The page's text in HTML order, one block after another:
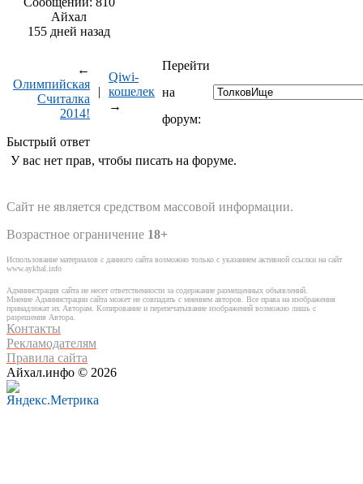
Айхал
155 дней назад
←
Олимпийская
Считалка
2014!
|
Qiwi-
кошелек
→
Перейти
на
форум:
Быстрый ответ
У вас нет прав, чтобы писать на форуме.
Сайт не является средством массовой информации.
Возрастное ограничение 18+
Использование материалов с данного сайта возможно только с указанием активной ссылки на сайт
www.aykhal.info
Администрация сайта не несет ответственности за содержание размещенных объявлений.
Мнение Администрации сайта может не совпадать с мнением авторов. Все права на изображения
принадлежат их Авторам. Копирование и перепечатывание изображений возможно лишь с
разрешения Автора.
Контакты
Рекламодателям
Правила сайта
Айхал.инфо © 2026